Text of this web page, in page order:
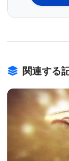
の病因として
なく、各細菌
ティとして機
響する可能性
この研究を指
衛生、あるい
関連する